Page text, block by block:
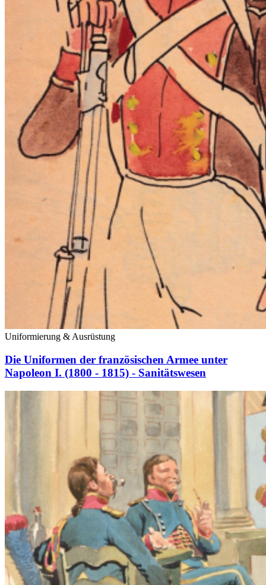
Uniformierung & Ausrüstung
Die Uniformen der französischen Armee unter
Napoleon I. (1800 - 1815) - Sanitätswesen